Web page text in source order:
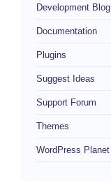
Development Blog
Documentation
Plugins
Suggest Ideas
Support Forum
Themes
WordPress Planet